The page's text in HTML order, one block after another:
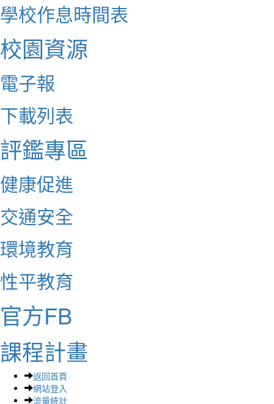
學校作息時間表
校園資源
電子報
下載列表
評鑑專區
健康促進
交通安全
環境教育
性平教育
官方FB
課程計畫
返回首頁
網站登入
流量統計